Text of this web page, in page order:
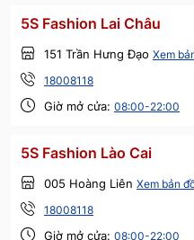
5S Fashion Lai Châu
151 Trần Hưng Đạo Xem
18008118
Giờ mở cửa: 08:00-22:00
5S Fashion Lào Cai
005 Hoàng Liên Xem bản
18008118
Giờ mở cửa: 08:00-22:00